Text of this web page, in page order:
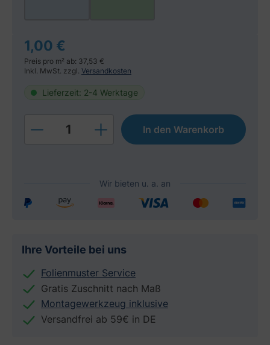
1,00 €
Preis pro m² ab: 37,53 €
Inkl. MwSt. zzgl. Versandkosten
Lieferzeit: 2-4 Werktage
Produkt Anzahl: Gib denIn den Warenkorb
Ihre Vorteile bei uns
Folienmuster Service
Gratis Zuschnitt nach Maß
Montagewerkzeug inklusive
Versandfrei ab 59€ in DE